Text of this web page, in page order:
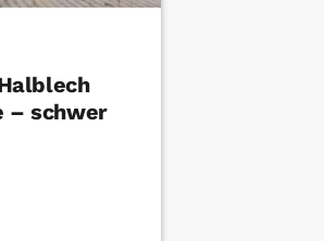
– schwer